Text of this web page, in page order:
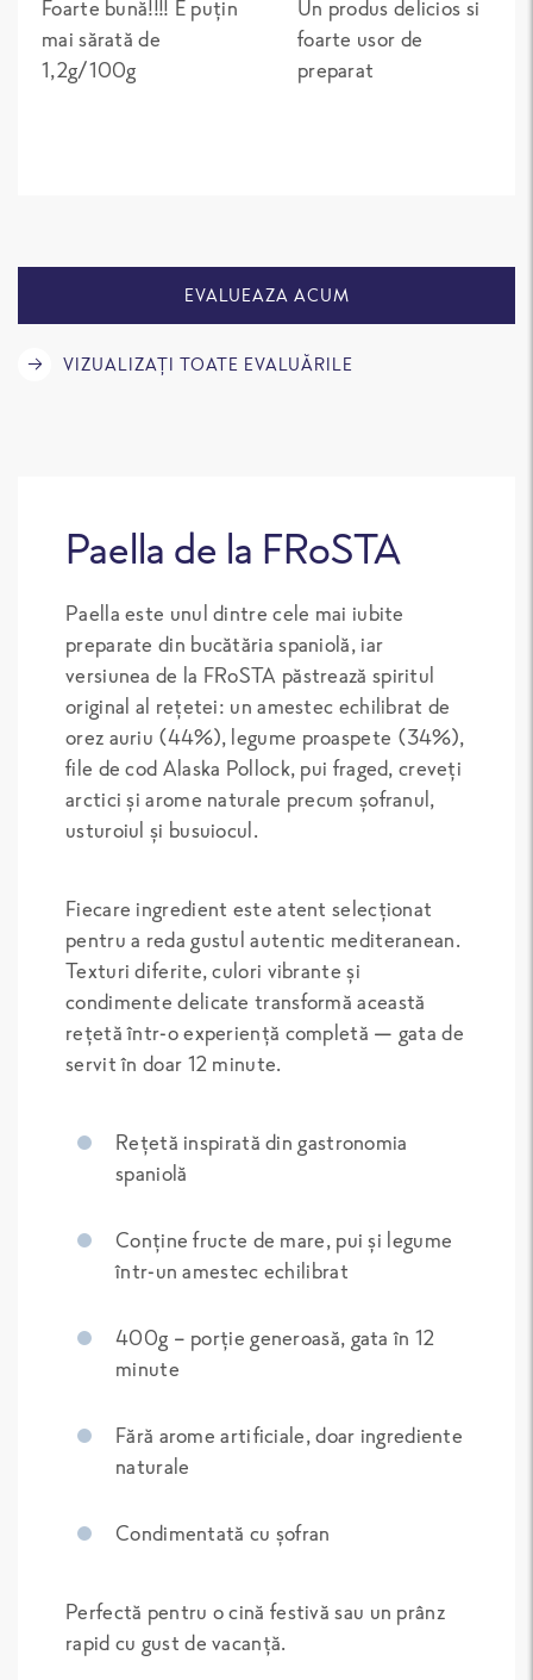
Foarte bună!!!! E puțin
mai sărată de
1,2g/100g
Un produs delicios si
foarte usor de
preparat
EVALUEAZA ACUM
VIZUALIZAȚI TOATE EVALUĂRILE
Paella de la FRoSTA
Paella este unul dintre cele mai iubite
preparate din bucătăria spaniolă, iar
versiunea de la FRoSTA păstrează spiritul
original al rețetei: un amestec echilibrat de
orez auriu (44%), legume proaspete (34%),
file de cod Alaska Pollock, pui fraged, creveți
arctici și arome naturale precum șofranul,
usturoiul și busuiocul.
Fiecare ingredient este atent selecționat
pentru a reda gustul autentic mediteranean.
Texturi diferite, culori vibrante și
condimente delicate transformă această
rețetă într-o experiență completă — gata de
servit în doar 12 minute.
Rețetă inspirată din gastronomia
spaniolă
Conține fructe de mare, pui și legume
într-un amestec echilibrat
400g – porție generoasă, gata în 12
minute
Fără arome artificiale, doar ingrediente
naturale
Condimentată cu șofran
Perfectă pentru o cină festivă sau un prânz
rapid cu gust de vacanță.